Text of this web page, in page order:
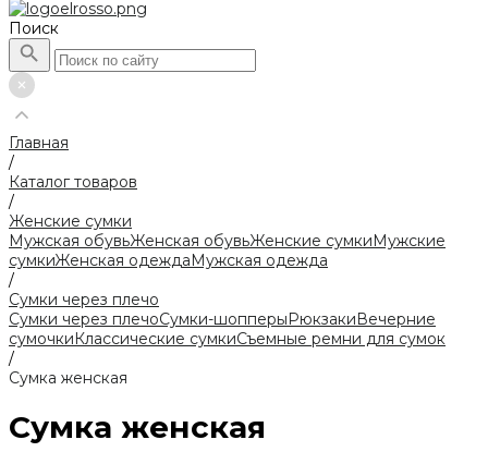
Поиск
Главная
/
Каталог товаров
/
Женские сумки
Мужская обувьЖенская обувьЖенские сумкиМужские
сумкиЖенская одеждаМужская одежда
/
Сумки через плечо
Сумки через плечоСумки-шопперыРюкзакиВечерние
сумочкиКлассические сумкиСъемные ремни для сумок
/
Сумка женская
Сумка женская